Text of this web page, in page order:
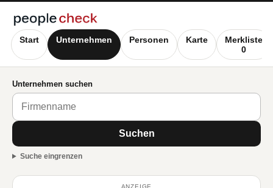
Start Unternehmen Personen Karte
Merkliste
0
Unternehmen suchen
Suchen
Suche eingrenzen
ANZEIGE